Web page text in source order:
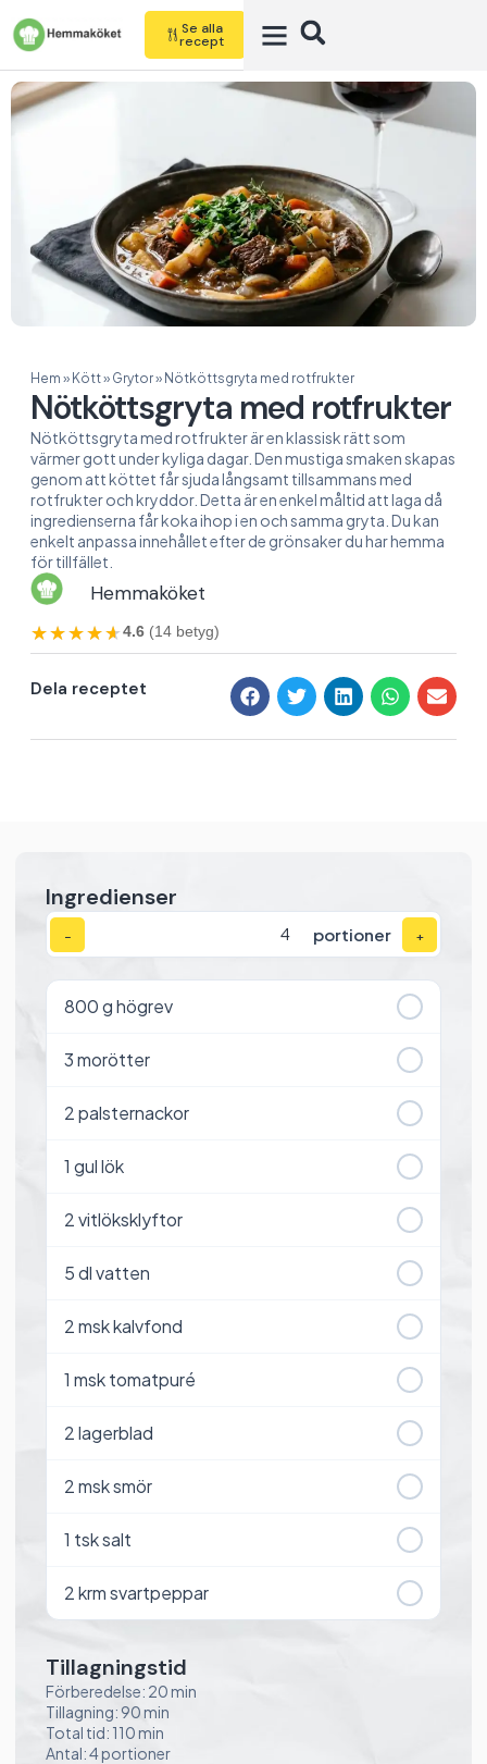
Se alla
recept
Hem » Kött» Grytor» Nötköttsgryta med rotfrukter
Nötköttsgryta med rotfrukter
Nötköttsgryta med rotfrukter är en klassisk rätt som
värmer gott under kyliga dagar. Den mustiga smaken skapas
genom att köttet får sjuda långsamt tillsammans med
rotfrukter och kryddor. Detta är en enkel måltid att laga då
ingredienserna får koka ihop i en och samma gryta. Du kan
enkelt anpassa innehållet efter de grönsaker du har hemma
för tillfället.
Hemmaköket
★★★★★
★★★★★4.6 (14 betyg)
Dela receptet
Ingredienser
− portioner +
800g högrev
3morötter
2palsternackor
1 gul lök
2vitlöksklyftor
5dl vatten
2msk kalvfond
1 msk tomatpuré
2lagerblad
2msk smör
1 tsk salt
2krm svartpeppar
Tillagningstid
Förberedelse: 20 min
Tillagning: 90 min
Total tid: 110 min
Antal: 4 portioner